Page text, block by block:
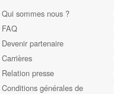
Qui sommes nous ?
FAQ
Devenir partenaire
Carrières
Relation presse
Conditions générales de